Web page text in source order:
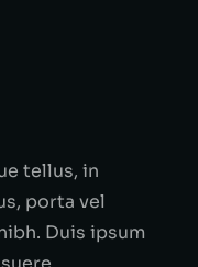
tellus, in
porta vel
Duis ipsum